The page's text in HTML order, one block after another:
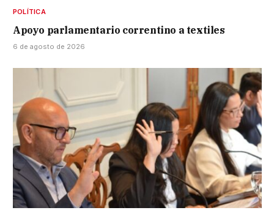
POLÍTICA
Apoyo parlamentario correntino a textiles
6 de agosto de 2026